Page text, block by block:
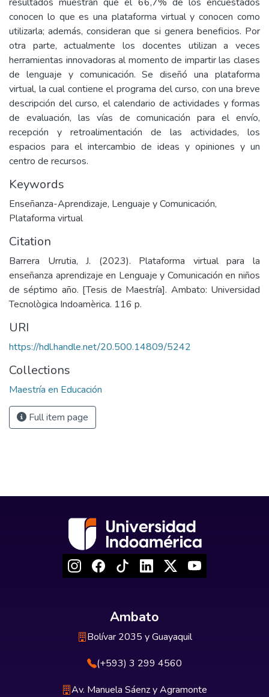
conocen lo que es una plataforma virtual y conocen como
utilizarla; además, consideran que si genera beneficios. Por
otra parte, actualmente los docentes utilizan a veces
herramientas innovadoras al momento de impartir las clases
de lenguaje y comunicación. Se diseñó una plataforma
virtual, la cual contiene el programa del curso, con una breve
descripción del curso, el calendario de actividades y formas
de evaluación, las vías de comunicación para el envío,
recepción y retroalimentación de las actividades, los
espacios para el intercambio de ideas y opiniones y un
centro de recursos.
Keywords
Enseñanza-Aprendizaje, Lenguaje y Comunicación,
Plataforma virtual
Citation
Barrera Urrutia, J. (2023). Plataforma virtual para la
enseñanza aprendizaje en Lenguaje y Comunicación en niños
de séptimo año. [Tesis de Maestría]. Ambato: Universidad
Tecnològica Indoamèrica. 116 p.
URI
https://hdl.handle.net/20.500.14809/5242
Collections
Maestría en Educación
Full item page
Ambato
Bolívar 2035 y Guayaquil
(+593) 3 299 4560
Av. Manuela Sáenz y Agramonte